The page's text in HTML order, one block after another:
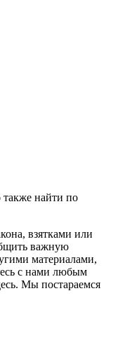
найти по
взятками или
важную
материалами,
с нами любым
Мы постараемся